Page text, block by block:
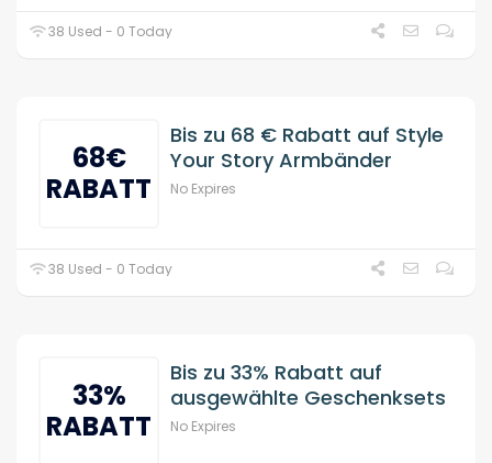
38 Used - 0 Today
68€
RABATT
Bis zu 68 € Rabatt auf Style
Your Story Armbänder
No Expires
38 Used - 0 Today
33%
RABATT
Bis zu 33% Rabatt auf
ausgewählte Geschenksets
No Expires